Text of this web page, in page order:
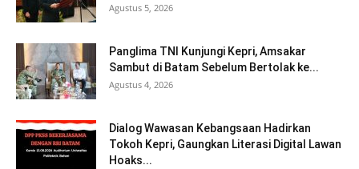
Agustus 5, 2026
Panglima TNI Kunjungi Kepri, Amsakar
Sambut di Batam Sebelum Bertolak ke...
Agustus 4, 2026
Dialog Wawasan Kebangsaan Hadirkan
Tokoh Kepri, Gaungkan Literasi Digital Lawan
Hoaks...